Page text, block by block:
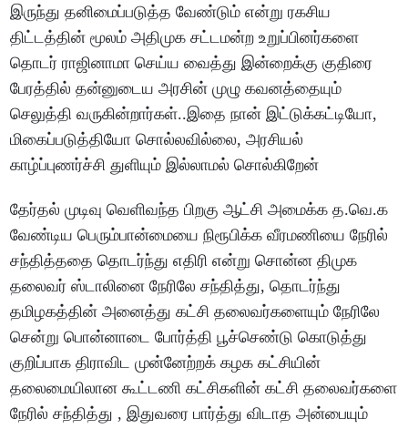
இருந்து தனிமைப்படுத்த வேண்டும் என்று ரகசிய
திட்டத்தின் மூலம் அதிமுக சட்டமன்ற உறுப்பினர்களை
தொடர் ராஜினாமா செய்ய வைத்து இன்றைக்கு குதிரை
பேரத்தில் தன்னுடைய அரசின் முழு கவனத்தையும்
செலுத்தி வருகின்றார்கள்..இதை நான் இட்டுக்கட்டியோ,
மிகைப்படுத்தியோ சொல்லவில்லை, அரசியல்
காழ்ப்புணர்ச்சி துளியும் இல்லாமல் சொல்கிறேன்
தேர்தல் முடிவு வெளிவந்த பிறகு ஆட்சி அமைக்க த.வெ.க
வேண்டிய பெரும்பான்மையை நிரூபிக்க வீரமணியை நேரில்
சந்தித்ததை தொடர்ந்து எதிரி என்று சொன்ன திமுக
தலைவர் ஸ்டாலினை நேரிலே சந்தித்து, தொடர்ந்து
தமிழகத்தின் அனைத்து கட்சி தலைவர்களையும் நேரிலே
சென்று பொன்னாடை போர்த்தி பூச்செண்டு கொடுத்து
குறிப்பாக திராவிட முன்னேற்றக் கழக கட்சியின்
தலைமையிலான கூட்டணி கட்சிகளின் கட்சி தலைவர்களை
நேரில் சந்தித்து , இதுவரை பார்த்து விடாத அன்பையும்